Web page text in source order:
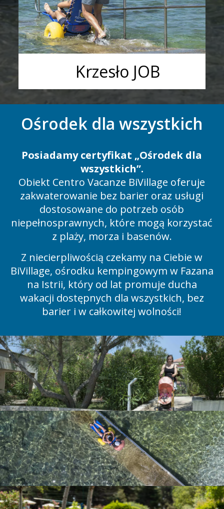
Krzesło JOB
Ośrodek dla wszystkich
Posiadamy certyfikat „Ośrodek dla
wszystkich”.
Obiekt Centro Vacanze BiVillage oferuje
zakwaterowanie bez barier oraz usługi
dostosowane do potrzeb osób
niepełnosprawnych, które mogą korzystać
z plaży, morza i basenów.
Z niecierpliwością czekamy na Ciebie w
BiVillage, ośrodku kempingowym w Fazana
na Istrii, który od lat promuje ducha
wakacji dostępnych dla wszystkich, bez
barier i w całkowitej wolności!